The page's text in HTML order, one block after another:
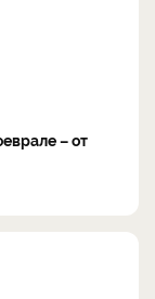
– от